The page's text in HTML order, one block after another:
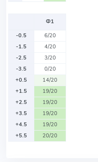
Ф1
-0.5
6/20
-1.5
4/20
-2.5
3/20
-3.5
0/20
+0.5
14/20
+1.5
19/20
+2.5
19/20
+3.5
19/20
+4.5
19/20
+5.5
20/20